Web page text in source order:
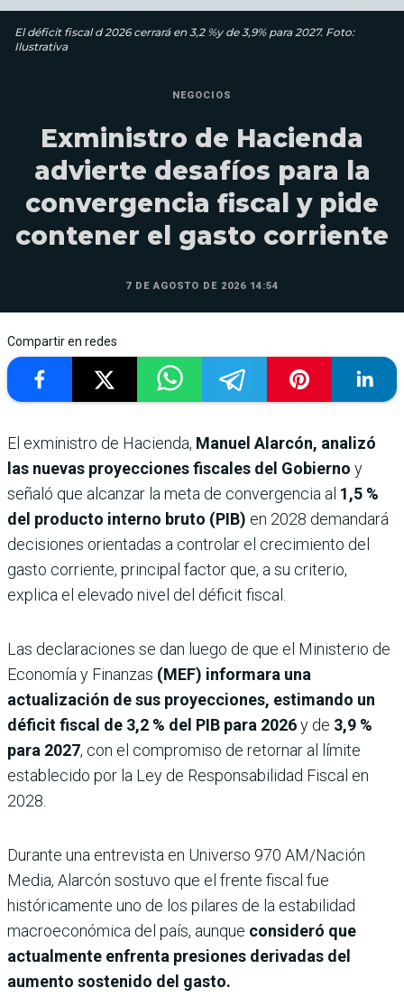
El déficit fiscal d 2026 cerrará en 3,2 %y de 3,9% para 2027. Foto:
Ilustrativa
NEGOCIOS
Exministro de Hacienda
advierte desafíos para la
convergencia fiscal y pide
contener el gasto corriente
7 DE AGOSTO DE 2026 14:54
Compartir en redes
El exministro de Hacienda, Manuel Alarcón, analizó
las nuevas proyecciones fiscales del Gobierno y
señaló que alcanzar la meta de convergencia al 1,5 %
del producto interno bruto (PIB) en 2028 demandará
decisiones orientadas a controlar el crecimiento del
gasto corriente, principal factor que, a su criterio,
explica el elevado nivel del déficit fiscal.
Las declaraciones se dan luego de que el Ministerio de
Economía y Finanzas (MEF) informara una
actualización de sus proyecciones, estimando un
déficit fiscal de 3,2 % del PIB para 2026y de 3,9 %
para 2027, con el compromiso de retornar al límite
establecido por la Ley de Responsabilidad Fiscal en
2028.
Durante una entrevista en Universo 970 AM/Nación
Media, Alarcón sostuvo que el frente fiscal fue
históricamente uno de los pilares de la estabilidad
macroeconómica del país, aunque consideró que
actualmente enfrenta presiones derivadas del
aumento sostenido del gasto.